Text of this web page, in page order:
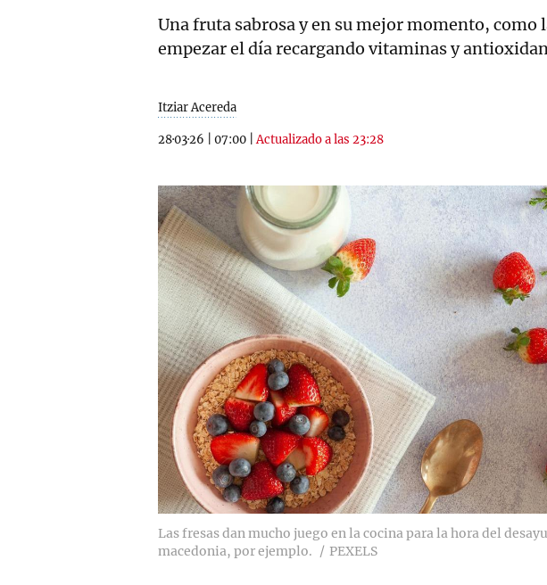
Una fruta sabrosa y en su mejor momento, como
empezar el día recargando vitaminas y
Itziar Acereda
28·03·26 07:00 |Actualizado a las 23:28
Las fresas dan mucho juego en la cocina para la hora del
macedonia, por ejemplo.
PEXELS